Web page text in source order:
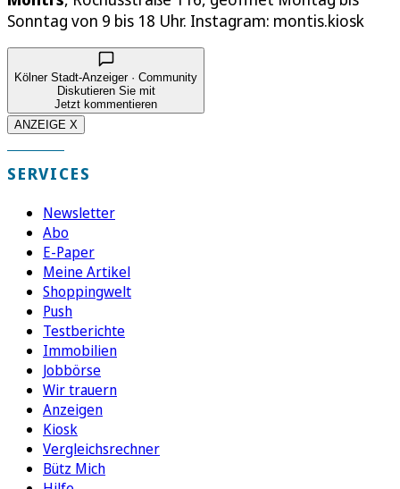
Sonntag von 9 bis 18 Uhr. Instagram: montis.kiosk
Kölner Stadt-Anzeiger · Community
Diskutieren Sie mit
Jetzt kommentieren
ANZEIGE X
SERVICES
Newsletter
Abo
E-Paper
Meine Artikel
Shoppingwelt
Push
Testberichte
Immobilien
Jobbörse
Wir trauern
Anzeigen
Kiosk
Vergleichsrechner
Bütz Mich